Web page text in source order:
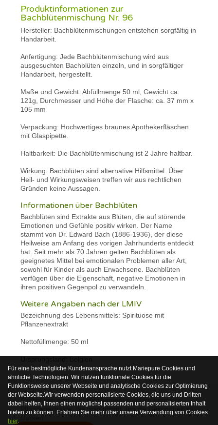
Produktinformationen zur
Bachblütenmischung Nr. 96
Hersteller: Bachblütenmischungen entstehen sorgfältig in
Handarbeit.
Anfertigung: Jede Bachblütenmischung wird aus
ausgesuchten Bachblüten einzeln, und in sorgfältiger
Handarbeit, hergestellt.
Maße und Gewicht: Abfüllmenge 50 ml, Gewicht ca.
121g, Durchmesser und Höhe der Flasche: ca. 37 mm x
105 mm
Verpackung: Hochwertiges braunes Apothekerfläschen
mit Glaspipette.
Haltbarkeit: Die Bachblütenmischung ist 2 Jahre haltbar.
Wirkung: Bachblüten sind alternative Hilfsmittel. Über
Heil- und Wirkungsweisen treffen wir aus rechtlichen
Gründen keine Aussagen.
Informationen über Bachblüten
Bachblüten sind Extrakte aus Blüten, die auf störende
Emotionen und Gefühle positiv wirken. Der Name
stammt von Dr. Edward Bach (1886-1936), der diese
Heilweise am Anfang des vorigen Jahrhunderts entdeckt
hat. Seit mehr als 70 Jahren gelten Bachblüten als
geeignetes Mittel bei emotionalen Problemen aller Art,
sowohl für Kinder als auch Erwachsene. Bachblüten
verfügen über die Eigenschaft, negative Emotionen in
ihren positiven Gegenpol zu verwandeln.
Weitere Angaben nach der LMIV
Bezeichnung des Lebensmittels: Spirituose mit
Pflanzenextrakt
Nettofüllmenge: 50 ml
Für eine bestmögliche Kundenansprache nutzt Mariepure Cookies und
ähnliche Technologien. Wir nutzen funktionale Cookies für die
Funktionsweise unserer Webseite und analytische Cookies zur Optimierung
der Webseite.Wir verwenden personalisierte Cookies, die uns und Dritten
dabei helfen, Ihnen einen möglichst passenden und personalisierten Inhalt
bieten zu können. Erfahren Sie mehr über unsere Verwendung von Cookies
hier.
Bachblüten sind kein Medikament sondern harmlose
Pflanzenextrakte, die man nimmt, um die Gesundheit zu